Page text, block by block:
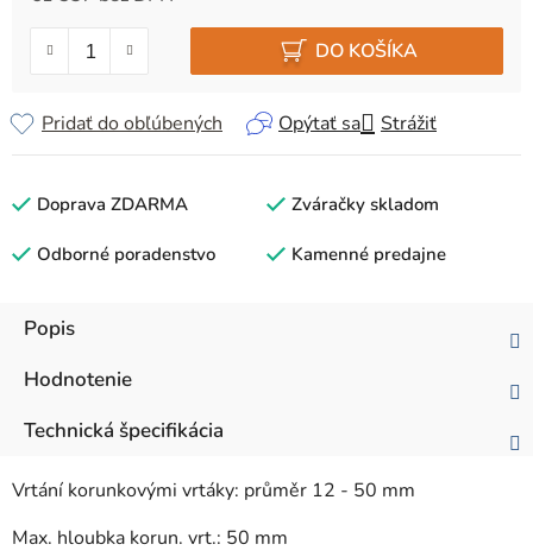
DO KOŠÍKA
Opýtať sa Strážiť
Pridať do obľúbených
Doprava ZDARMA Zváračky skladom
Odborné poradenstvo Kamenné predajne
Popis
Hodnotenie
Technická špecifikácia
Vrtání korunkovými vrtáky: průměr 12 - 50 mm
Max. hloubka korun. vrt.: 50 mm